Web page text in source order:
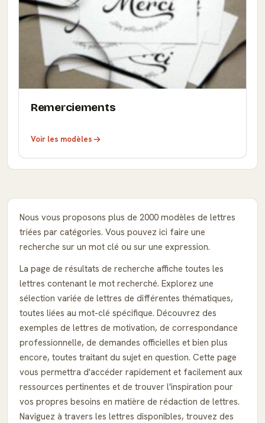
Remerciements
Voir les modèles
Nous vous proposons plus de 2000 modèles de lettres
triées par catégories. Vous pouvez ici faire une
recherche sur un mot clé ou sur une expression.
La page de résultats de recherche affiche toutes les
lettres contenant le mot recherché. Explorez une
sélection variée de lettres de différentes thématiques,
toutes liées au mot-clé spécifique. Découvrez des
exemples de lettres de motivation, de correspondance
professionnelle, de demandes officielles et bien plus
encore, toutes traitant du sujet en question. Cette page
vous permettra d'accéder rapidement et facilement aux
ressources pertinentes et de trouver l'inspiration pour
vos propres besoins en matière de rédaction de lettres.
Naviguez à travers les lettres disponibles, trouvez des